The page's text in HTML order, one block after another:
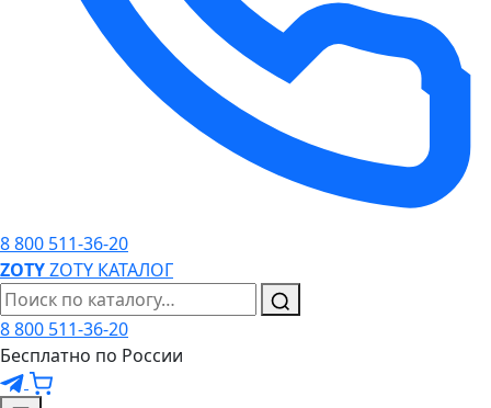
8 800 511-36-20
ZOTYZOTY КАТАЛОГ
8 800 511-36-20
Бесплатно по России